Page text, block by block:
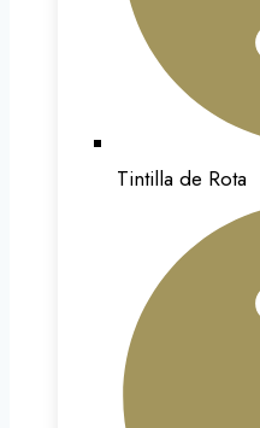
Tintilla de Rota